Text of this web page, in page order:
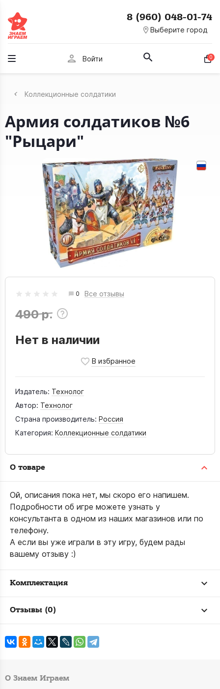
room Выберите город
8 (960) 048-01-74
person Войти 0
Коллекционные солдатики
Армия солдатиков №6
"Рыцари"
0 Все отзывы
490 р.
Нет в наличии
Издатель: Технолог
Автор: Технолог
Страна производитель: Россия
Категория: Коллекционные солдатики
О товаре
Ой, описания пока нет, мы скоро его напишем.
Подробности об игре можете узнать у
консультанта в одном из наших магазинов или по
телефону.
А если вы уже играли в эту игру, будем рады
вашему отзыву :)
Комплектация
Отзывы (0)
О Знаем Играем